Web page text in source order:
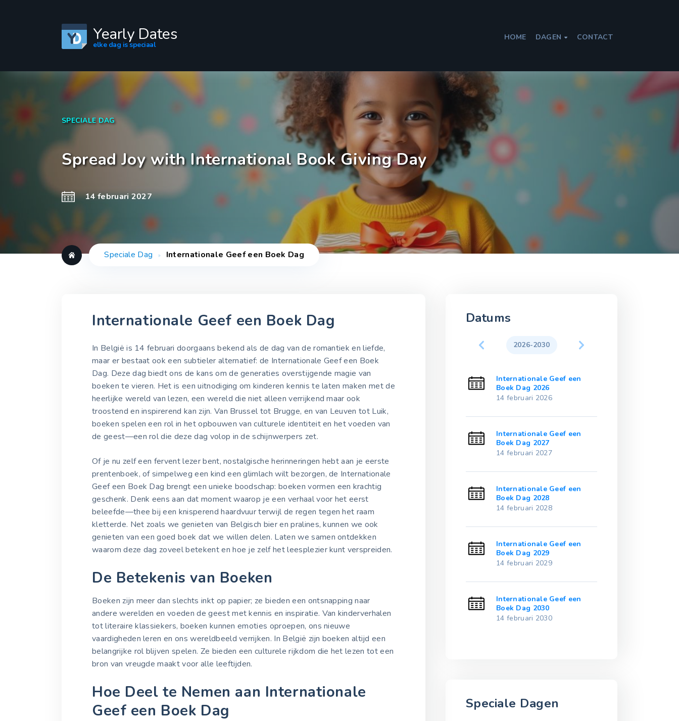
Yearly Dates
elke dag is speciaal
HOME DAGEN  CONTACT
SPECIALE DAG
Spread Joy with International Book Giving Day
14 februari 2027
Speciale Dag Internationale Geef een Boek Dag
Internationale Geef een Boek Dag
In België is 14 februari doorgaans bekend als de dag van de romantiek en liefde,
maar er bestaat ook een subtieler alternatief: de Internationale Geef een Boek
Dag. Deze dag biedt ons de kans om de generaties overstijgende magie van
boeken te vieren. Het is een uitnodiging om kinderen kennis te laten maken met de
heerlijke wereld van lezen, een wereld die niet alleen verrijkend maar ook
troostend en inspirerend kan zijn. Van Brussel tot Brugge, en van Leuven tot Luik,
boeken spelen een rol in het opbouwen van culturele identiteit en het voeden van
de geest—een rol die deze dag volop in de schijnwerpers zet.
Of je nu zelf een fervent lezer bent, nostalgische herinneringen hebt aan je eerste
prentenboek, of simpelweg een kind een glimlach wilt bezorgen, de Internationale
Geef een Boek Dag brengt een unieke boodschap: boeken vormen een krachtig
geschenk. Denk eens aan dat moment waarop je een verhaal voor het eerst
beleefde—thee bij een knisperend haardvuur terwijl de regen tegen het raam
kletterde. Net zoals we genieten van Belgisch bier en pralines, kunnen we ook
genieten van een goed boek dat we willen delen. Laten we samen ontdekken
waarom deze dag zoveel betekent en hoe je zelf het leesplezier kunt verspreiden.
De Betekenis van Boeken
Boeken zijn meer dan slechts inkt op papier; ze bieden een ontsnapping naar
andere werelden en voeden de geest met kennis en inspiratie. Van kinderverhalen
tot literaire klassiekers, boeken kunnen emoties oproepen, ons nieuwe
vaardigheden leren en ons wereldbeeld verrijken. In België zijn boeken altijd een
belangrijke rol blijven spelen. Ze bieden een culturele rijkdom die het lezen tot een
bron van vreugde maakt voor alle leeftijden.
Hoe Deel te Nemen aan Internationale
Geef een Boek Dag
Datums
2021-2025
Internationale Geef een
Boek Dag 2021
Internationale Geef een
Boek Dag 2023
14 februari 2023
Boek Dag 2024
Internationale Geef een
Boek Dag 2025
14 februari 2025
2026-2030
Internationale Geef een
Boek Dag 2026
14 februari 2026
Internationale Geef een
Boek Dag 2027
14 februari 2027
Internationale Geef een
Boek Dag 2028
14 februari 2028
Internationale Geef een
Boek Dag 2029
14 februari 2029
Internationale Geef een
Boek Dag 2030
14 februari 2030
Speciale Dagen